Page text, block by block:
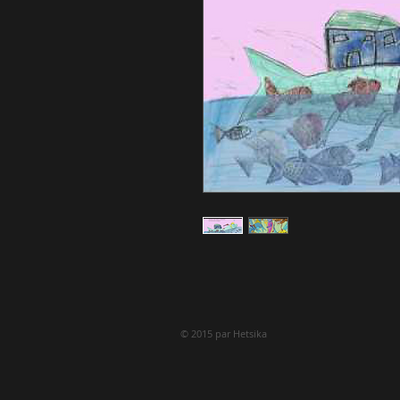
© 2015 par Hetsika